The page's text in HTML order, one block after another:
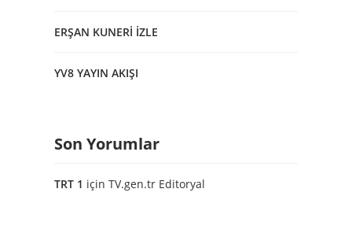
ERŞAN KUNERİ İZLE
YV8 YAYIN AKIŞI
Son Yorumlar
TRT 1 için TV.gen.tr Editoryal